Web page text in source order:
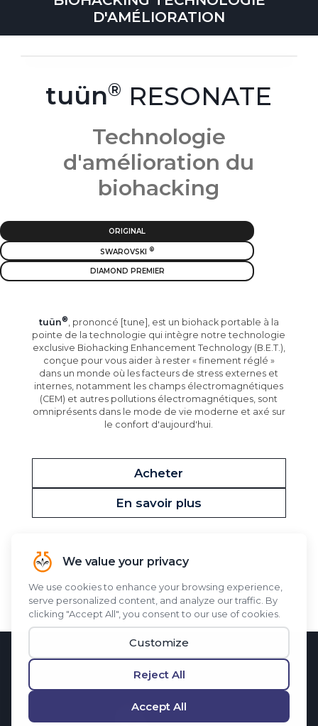
D'AMÉLIORATION
tuün RESONATE
Technologie
d'amélioration du
biohacking
ORIGINAL
SWAROVSKI
DIAMOND PREMIER
tuün
, prononcé [tune], est un biohack portable à la
pointe de la technologie qui intègre notre technologie
exclusive Biohacking Enhancement Technology (B.E.T.),
conçue pour vous aider à rester « finement réglé »
dans un monde où les facteurs de stress externes et
internes, notamment les champs électromagnétiques
(CEM) et autres pollutions électromagnétiques, sont
omniprésents dans le mode de vie moderne et axé sur
le confort d'aujourd'hui.
Acheter
En savoir plus